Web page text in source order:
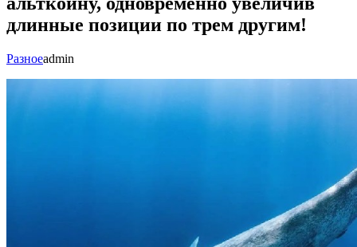
длинные позиции по трем другим!
Разноеadmin